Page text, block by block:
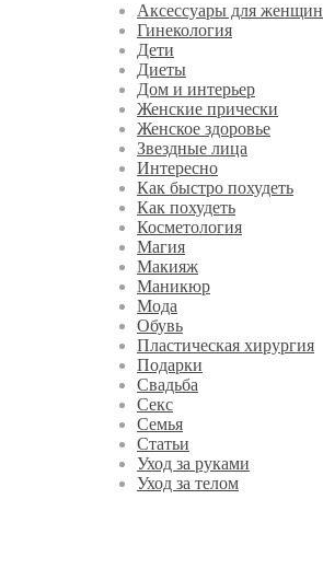
Аксессуары для женщин
Гинекология
Дети
Диеты
Дом и интерьер
Женские прически
Женское здоровье
Звездные лица
Интересно
Как быстро похудеть
Как похудеть
Косметология
Магия
Макияж
Маникюр
Мода
Обувь
Пластическая хирургия
Подарки
Свадьба
Секс
Семья
Статьи
Уход за руками
Уход за телом